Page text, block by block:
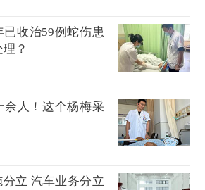
收治59例蛇伤患
？
余人！这个杨梅采
立 汽车业务分立